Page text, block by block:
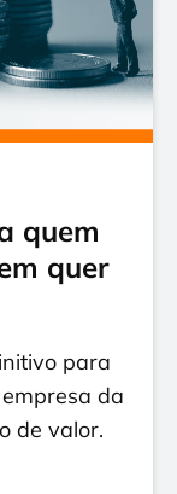
quem
quer
para
da
de valor.